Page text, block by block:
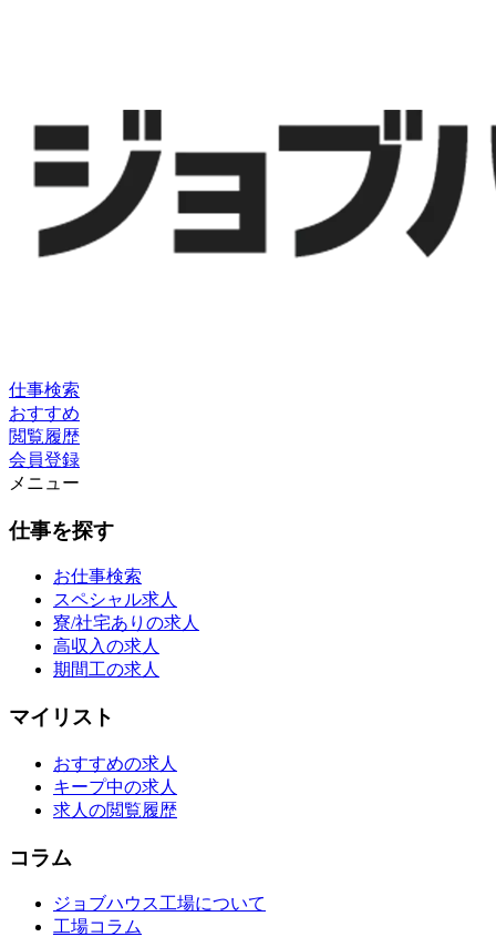
仕事検索
おすすめ
閲覧履歴
会員登録
メニュー
仕事を探す
お仕事検索
スペシャル求人
寮/社宅ありの求人
高収入の求人
期間工の求人
マイリスト
おすすめの求人
キープ中の求人
求人の閲覧履歴
コラム
ジョブハウス工場について
工場コラム